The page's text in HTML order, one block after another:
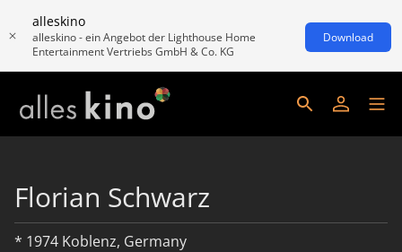
alleskino
alleskino - ein Angebot der Lighthouse Home
Entertainment Vertriebs GmbH & Co. KG
Download
Florian Schwarz
* 1974 Koblenz, Germany